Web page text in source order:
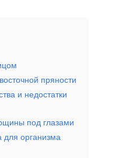
пряности
и недостатки
под глазами
для организма